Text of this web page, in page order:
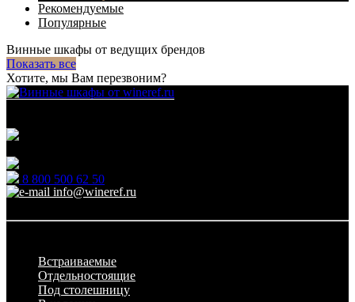
Рекомендуемые
Популярные
Винные шкафы от ведущих брендов
Показать все
Хотите, мы Вам перезвоним?
8 800 500 62 50
info@wineref.ru
Встраиваемые
Отдельностоящие
Под столешницу